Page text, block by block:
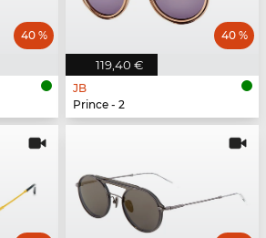
40 %
119,40 €
40 %
JB
Prince - 2